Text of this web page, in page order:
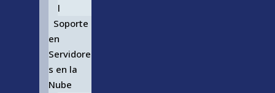
l
Soporte
en
Servidore
s en la
Nube